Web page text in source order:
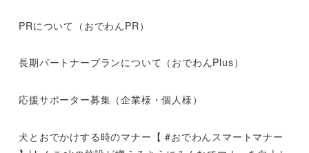
PRについて（おでわんPR）
長期パートナープランについて（おでわんPlus）
応援サポーター募集（企業様・個人様）
犬とおでかけする時のマナー【 #おでわんスマートマナー